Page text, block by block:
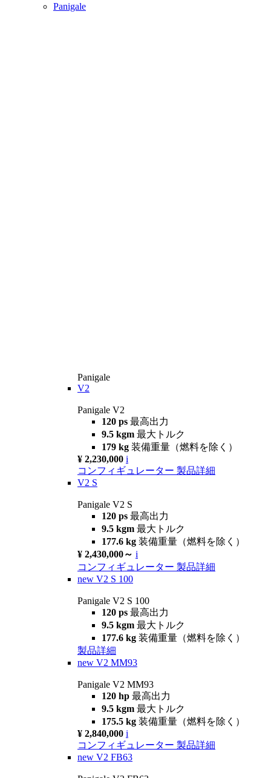
Panigale
Panigale
V2
Panigale V2
120 ps 最高出力
9.5 kgm 最大トルク
179 kg 装備重量（燃料を除く）
¥ 2,230,000 i
コンフィギュレーター 製品詳細
V2 S
Panigale V2 S
120 ps 最高出力
9.5 kgm 最大トルク
177.6 kg 装備重量（燃料を除く）
¥ 2,430,000～ i
コンフィギュレーター 製品詳細
new V2 S 100
Panigale V2 S 100
120 ps 最高出力
9.5 kgm 最大トルク
177.6 kg 装備重量（燃料を除く）
製品詳細
new V2 MM93
Panigale V2 MM93
120 hp 最高出力
9.5 kgm 最大トルク
175.5 kg 装備重量（燃料を除く）
¥ 2,840,000 i
コンフィギュレーター 製品詳細
new V2 FB63